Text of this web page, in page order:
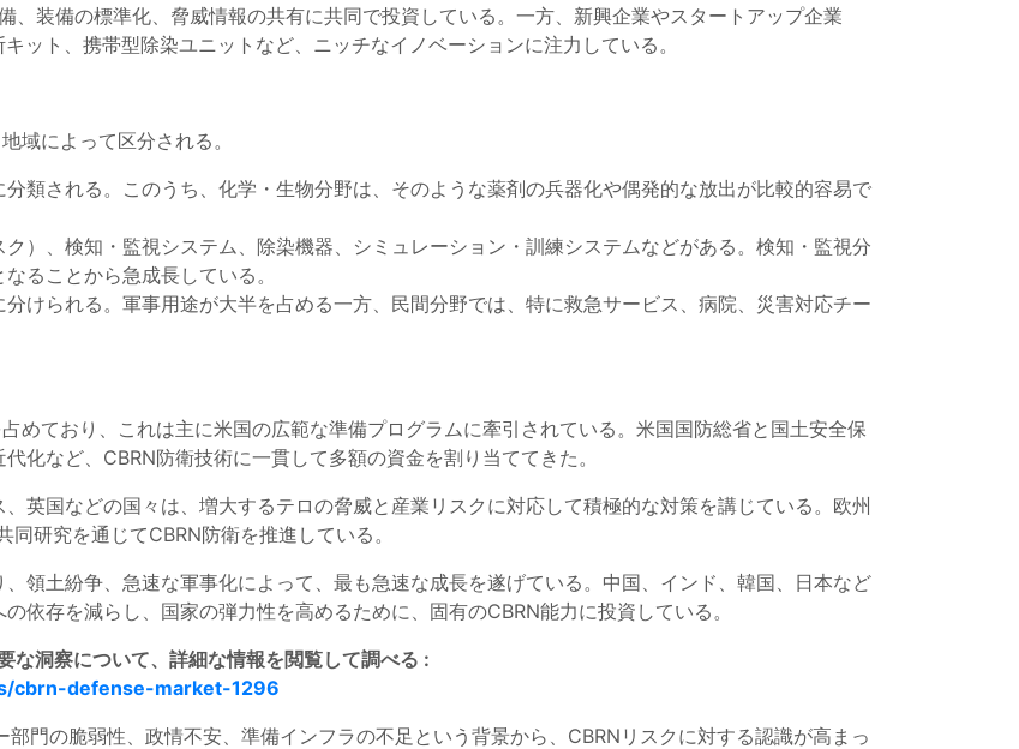
、装備の標準化、脅威情報の共有に共同で投資している。一方、新興企業やスタートアップ企業
ット、携帯型除染ユニットなど、ニッチなイノベーションに注力している。
域によって区分される。
類される。このうち、化学・生物分野は、そのような薬剤の兵器化や偶発的な放出が比較的容易で
）、検知・監視システム、除染機器、シミュレーション・訓練システムなどがある。検知・監視分
ることから急成長している。
けられる。軍事用途が大半を占める一方、民間分野では、特に救急サービス、病院、災害対応チー
めており、これは主に米国の広範な準備プログラムに牽引されている。米国国防総省と国土安全保
化など、CBRN防衛技術に一貫して多額の資金を割り当ててきた。
英国などの国々は、増大するテロの脅威と産業リスクに対応して積極的な対策を講じている。欧州
研究を通じてCBRN防衛を推進している。
領土紛争、急速な軍事化によって、最も急速な成長を遂げている。中国、インド、韓国、日本など
依存を減らし、国家の弾力性を高めるために、固有のCBRN能力に投資している。
洞察について、詳細な情報を閲覧して調べる :
cbrn-defense-market-1296
門の脆弱性、政情不安、準備インフラの不足という背景から、CBRNリスクに対する認識が高まっ